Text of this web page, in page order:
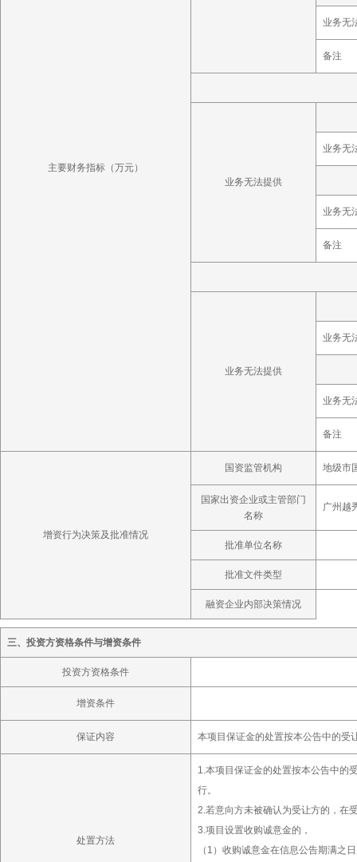
主要财务指标（万元）
业务无
备注
业务无法提供
业务无
业务无
备注
业务无法提供
业务无
业务无
备注
增资行为决策及批准情况
国资监管机构 地级市
国家出资企业或主管部门
名称
广州越
批准单位名称
批准文件类型
融资企业内部决策情况
三、投资方资格条件与增资条件
投资方资格条件
增资条件
保证内容 本项目保证金的处置按本公告中的受
处置方法
1.本项目保证金的处置按本公告中的
行。
2.若意向方未被确认为受让方的，在
3.项目设置收购诚意金的，
（1）收购诚意金在信息公告期满之